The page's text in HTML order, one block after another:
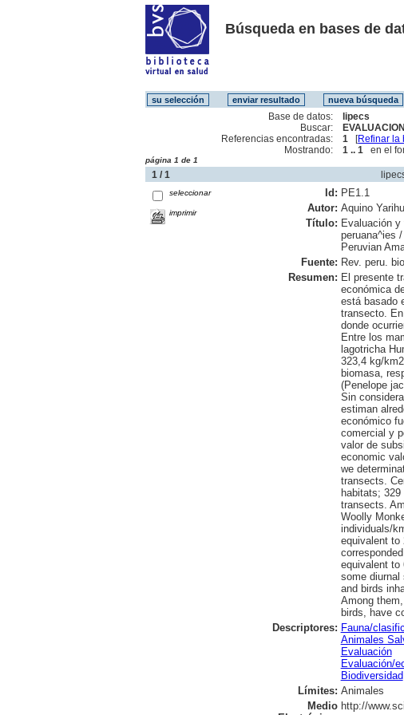
Búsqueda en bases de
Base de datos:
lipecs
Buscar:
Referencias encontradas:
1 [Refinar la
Mostrando:
1 .. 1 en el
página 1 de 1
1 / 1
seleccionar
imprimir
Id: PE1.1
Autor: Aquino
Título: Evaluación
peruana^ies
Peruvian
Fuente: Rev. peru.
Resumen: El presente
económica
está basado
transecto.
donde
Entre los
lagotricha
323,4 kg/
biomasa,
(Penelope
Sin
estiman
económico
comercial y
valor de
economic
we
transects.
habitats;
transects.
Woolly
individuals/
equivalent to
equivalent to
some diurnal
and birds
Among
birds, have
Descriptores: Fauna/
Animales
Evaluación
Evaluación/
Biodiversidad
Límites: Animales
Medio http://